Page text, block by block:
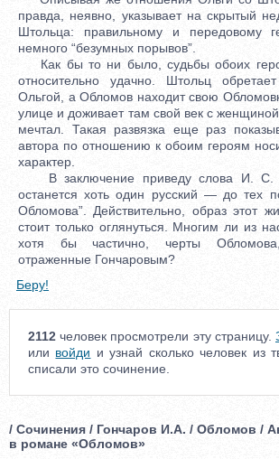
правда, неявно, указывает на скрытый
Штольца: правильному и передовому
немного “безумных порывов”.
Как бы то ни было, судьбы обоих
относительно удачно. Штольц
Ольгой, а Обломов находит свою
улице и доживает там свой век с
мечтал. Такая развязка еще раз
автора по отношению к обоим героям
характер.
В заключение приведу слова И. С.
останется хоть один русский — до тех
Обломова”. Действительно, образ этот
стоит только оглянуться. Многим ли из
хотя бы частично, черты
отраженные Гончаровым?
Беру!
2112 человек просмотрели эту страницу.
или войди и узнай сколько человек из
списали это сочинение.
/ Сочинения / Гончаров И.А. / Обломов /
в романе «Обломов»